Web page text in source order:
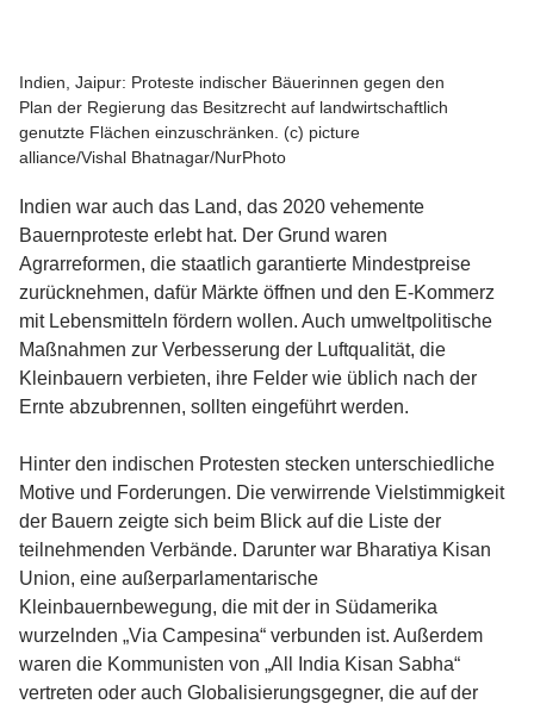
Indien, Jaipur: Proteste indischer Bäuerinnen gegen den
Plan der Regierung das Besitzrecht auf landwirtschaftlich
genutzte Flächen einzuschränken. (c) picture
alliance/Vishal Bhatnagar/NurPhoto
Indien war auch das Land, das 2020 vehemente
Bauernproteste erlebt hat. Der Grund waren
Agrarreformen, die staatlich garantierte Mindestpreise
zurücknehmen, dafür Märkte öffnen und den E-Kommerz
mit Lebensmitteln fördern wollen. Auch umweltpolitische
Maßnahmen zur Verbesserung der Luftqualität, die
Kleinbauern verbieten, ihre Felder wie üblich nach der
Ernte abzubrennen, sollten eingeführt werden.
Hinter den indischen Protesten stecken unterschiedliche
Motive und Forderungen. Die verwirrende Vielstimmigkeit
der Bauern zeigte sich beim Blick auf die Liste der
teilnehmenden Verbände. Darunter war Bharatiya Kisan
Union, eine außerparlamentarische
Kleinbauernbewegung, die mit der in Südamerika
wurzelnden „Via Campesina“ verbunden ist. Außerdem
waren die Kommunisten von „All India Kisan Sabha“
vertreten oder auch Globalisierungsgegner, die auf der